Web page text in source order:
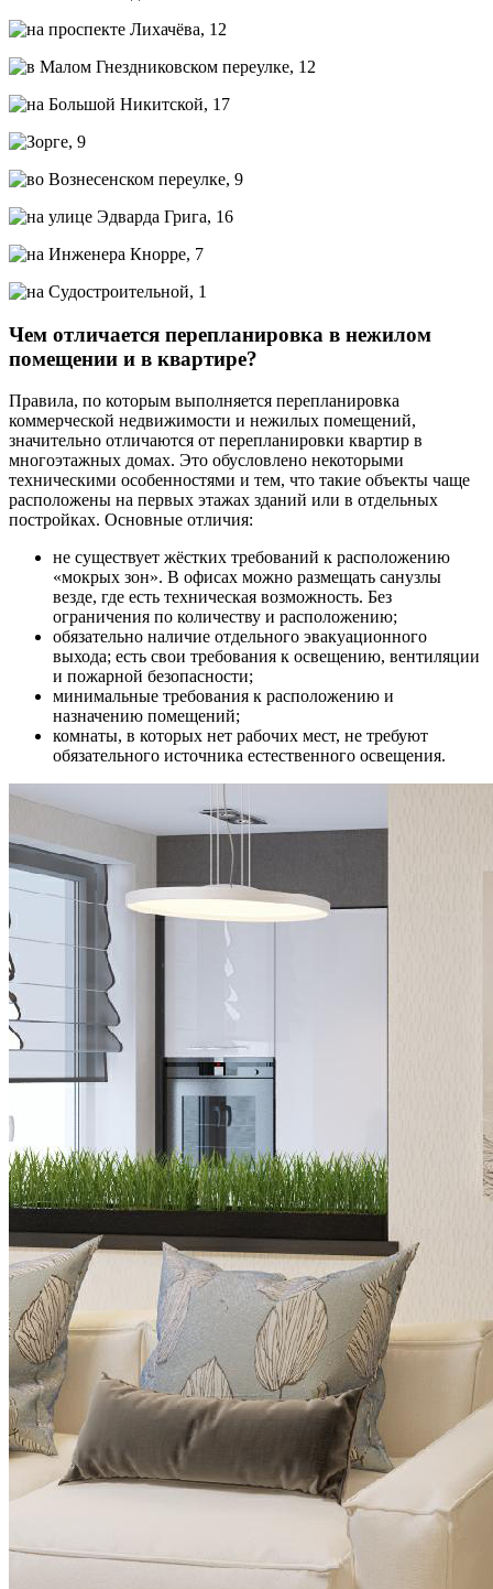
Чем отличается перепланировка в нежилом
помещении и в квартире?
Правила, по которым выполняется перепланировка
коммерческой недвижимости и нежилых помещений,
значительно отличаются от перепланировки квартир в
многоэтажных домах. Это обусловлено некоторыми
техническими особенностями и тем, что такие объекты чаще
расположены на первых этажах зданий или в отдельных
постройках. Основные отличия:
не существует жёстких требований к расположению
«мокрых зон». В офисах можно размещать санузлы
везде, где есть техническая возможность. Без
ограничения по количеству и расположению;
обязательно наличие отдельного эвакуационного
выхода; есть свои требования к освещению, вентиляции
и пожарной безопасности;
минимальные требования к расположению и
назначению помещений;
комнаты, в которых нет рабочих мест, не требуют
обязательного источника естественного освещения.